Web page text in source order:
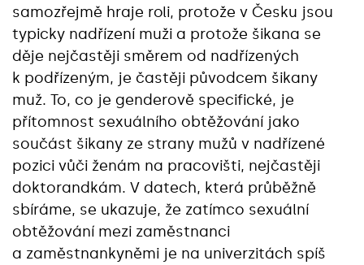
samozřejmě hraje roli, protože v Česku jsou
typicky nadřízení muži a protože šikana se
děje nejčastěji směrem od nadřízených
k podřízeným, je častěji původcem šikany
muž. To, co je genderově specifické, je
přítomnost sexuálního obtěžování jako
součást šikany ze strany mužů v nadřízené
pozici vůči ženám na pracovišti, nejčastěji
doktorandkám. V datech, která průběžně
sbíráme, se ukazuje, že zatímco sexuální
obtěžování mezi zaměstnanci
a zaměstnankyněmi je na univerzitách spíš